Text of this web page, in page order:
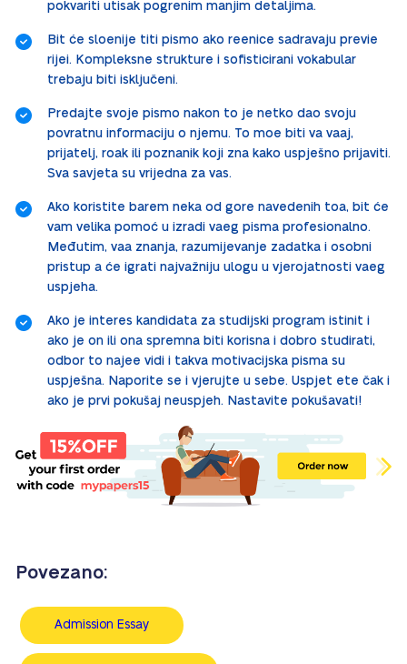
pokvariti utisak pogrenim manjim detaljima.
Bit će sloenije titi pismo ako reenice sadravaju previe
rijei. Kompleksne strukture i sofisticirani vokabular
trebaju biti isključeni.
Predajte svoje pismo nakon to je netko dao svoju
povratnu informaciju o njemu. To moe biti va vaaj,
prijatelj, roak ili poznanik koji zna kako uspješno prijaviti.
Sva savjeta su vrijedna za vas.
Ako koristite barem neka od gore navedenih toa, bit će
vam velika pomoć u izradi vaeg pisma profesionalno.
Međutim, vaa znanja, razumijevanje zadatka i osobni
pristup a će igrati najvažniju ulogu u vjerojatnosti vaeg
uspjeha.
Ako je interes kandidata za studijski program istinit i
ako je on ili ona spremna biti korisna i dobro studirati,
odbor to najee vidi i takva motivacijska pisma su
uspješna. Naporite se i vjerujte u sebe. Uspjet ete čak i
ako je prvi pokušaj neuspjeh. Nastavite pokušavati!
Povezano:
Admission Essay